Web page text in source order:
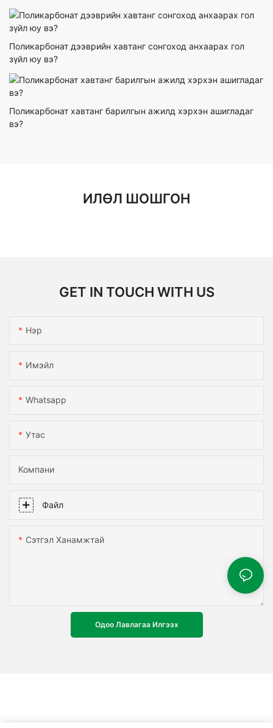
Поликарбонат дээврийн хавтанг сонгоход анхаарах гол
зүйл юу вэ?
Поликарбонат хавтанг барилгын ажилд хэрхэн ашигладаг
вэ?
ИЛӨЛ ШОШГОН
GET IN TOUCH WITH US
Нэр
Имэйл
Whatsapp
Утас
Компани
Файл
Сэтгэл Ханамжтай
Одоо Лавлагаа Илгээх